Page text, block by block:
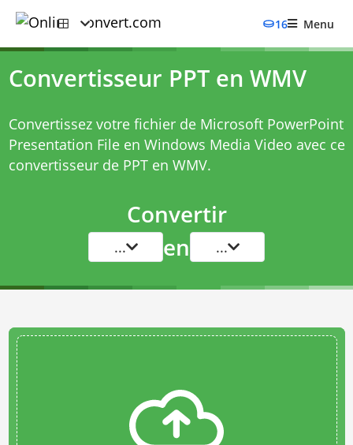
16 Menu
Convertisseur PPT en WMV
Convertissez votre fichier de Microsoft PowerPoint
Presentation File en Windows Media Video avec ce
convertisseur de PPT en WMV.
Convertir
... en ...